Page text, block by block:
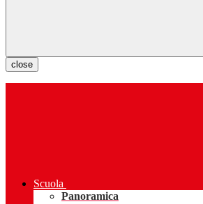
close
Scuola
Panoramica